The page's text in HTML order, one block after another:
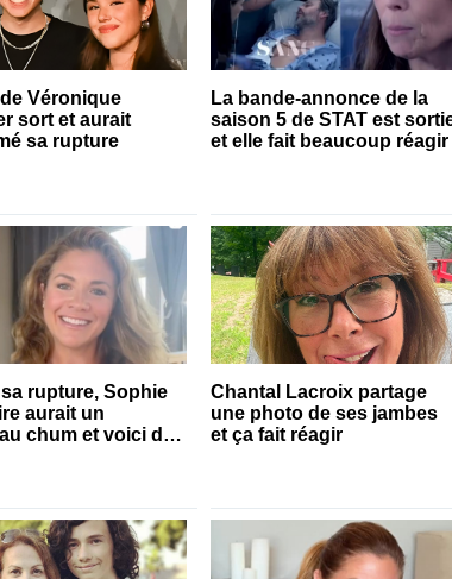
Véronique
sort et aurait
sa rupture
La bande-annonce de la
saison 5 de STAT est
et elle fait beaucoup réagir
rupture, Sophie
aurait un
chum et voici de
Chantal Lacroix partage
une photo de ses jambes
et ça fait réagir